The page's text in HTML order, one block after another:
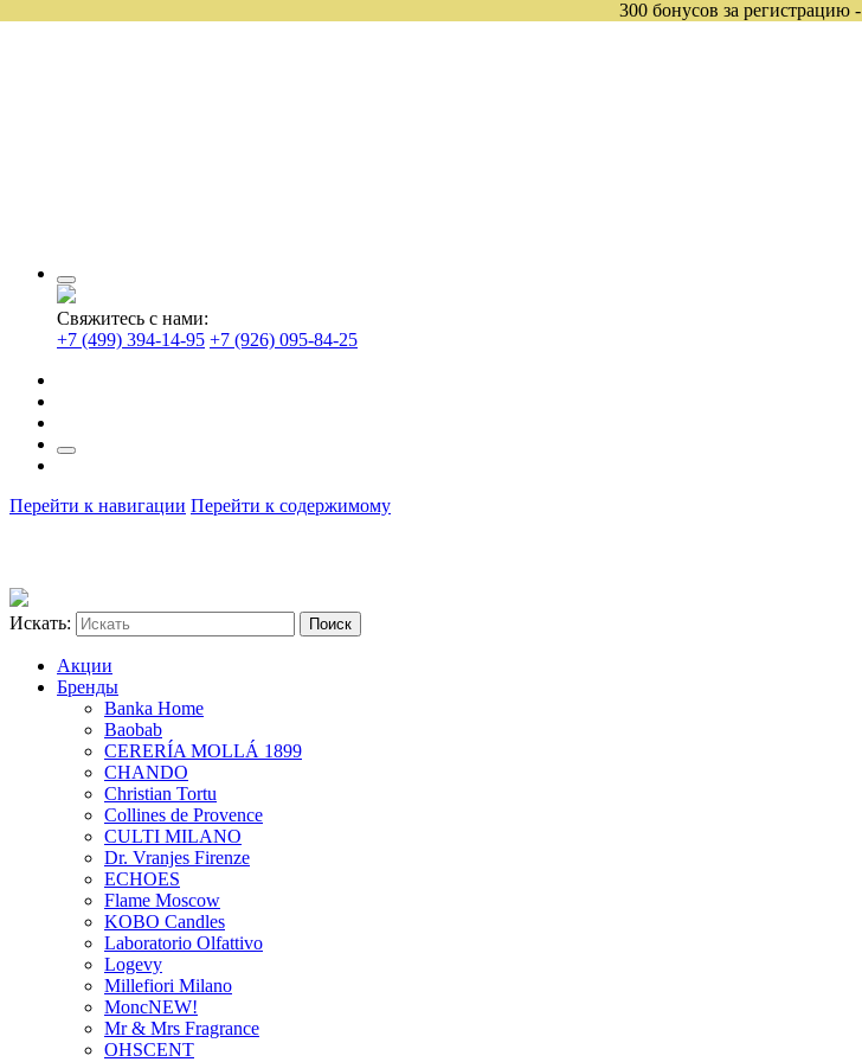
Свяжитесь с нами:
+7 (499) 394-14-95 +7 (926) 095-84-25
Перейти к навигации Перейти к содержимому
Искать:
Акции
Бренды
Banka Home
Baobab
CERERÍA MOLLÁ 1899
CHANDO
Christian Tortu
Collines de Provence
CULTI MILANO
Dr. Vranjes Firenze
ECHOES
Flame Moscow
KOBO Candles
Laboratorio Olfattivo
Logevy
Millefiori Milano
MoncNEW!
Mr & Mrs Fragrance
OHSCENT
300 бонусов за регистрацию -